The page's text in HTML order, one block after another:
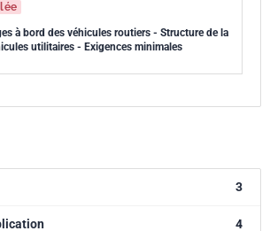
à bord des véhicules routiers - Structure de la
utilitaires - Exigences minimales
3
4